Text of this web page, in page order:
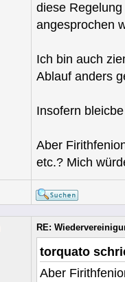
diese
angesprochen
Ich bin auch
Ablauf anders
Insofern
Aber
etc.? Mich
RE:
torquato
Aber